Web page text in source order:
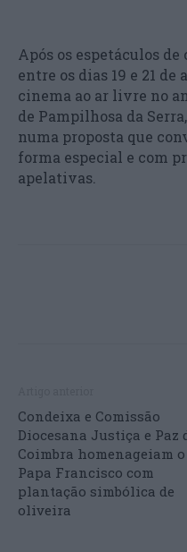
Após os espetáculos
entre os dias 19 e 21 de
cinema ao ar livre no
de Pampilhosa da Serra,
numa proposta que
forma especial e com
apelativas.
Condeixa e Comissão
Diocesana Justiça e Paz
Coimbra homenageiam o
Papa Francisco com
plantação simbólica de
oliveira